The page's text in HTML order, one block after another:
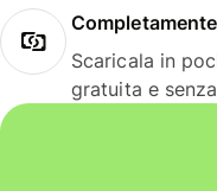
Scaricala in
gratuita e